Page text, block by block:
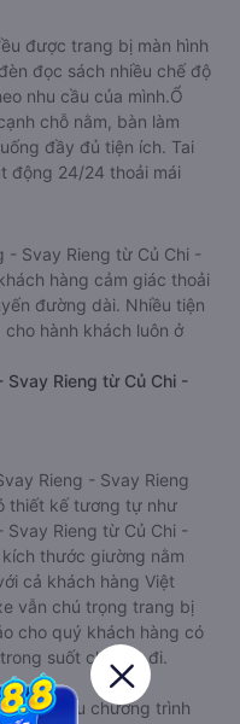
được trang bị màn hình
đọc sách nhiều chế độ
nhu cầu của mình.Ổ
chỗ nằm, bàn làm
đầy đủ tiện ích. Tai
động 24/24 thoải mái
- Svay Rieng từ Củ Chi -
hàng cảm giác thoải
đường dài. Nhiều tiện
hành khách luôn ở
Rieng từ Củ Chi -
Rieng - Svay Rieng
thiết kế tương tự như
Svay Rieng từ Củ Chi -
thước giường nằm
cả khách hàng Việt
vẫn chú trọng trang bị
cho quý khách hàng có
suốt chuyến đi.
nhiều chương trình